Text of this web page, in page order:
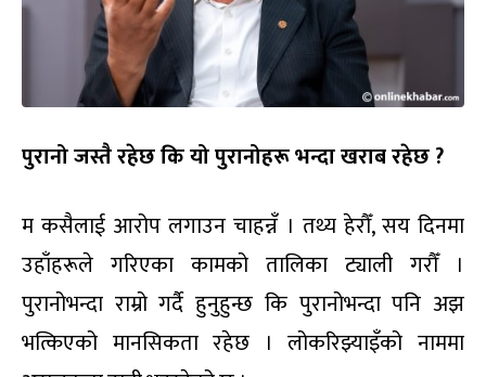
पुरानो जस्तै रहेछ कि यो पुरानोहरू भन्दा खराब रहेछ ?
म कसैलाई आरोप लगाउन चाहन्नँ । तथ्य हेरौँ, सय दिनमा
उहाँहरूले गरिएका कामको तालिका ट्याली गरौँ ।
पुरानोभन्दा राम्रो गर्दै हुनुहुन्छ कि पुरानोभन्दा पनि अझ
भत्किएको मानसिकता रहेछ । लोकरिझ्याइँको नाममा